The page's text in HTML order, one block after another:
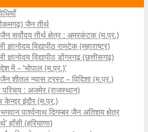
जैन तीर्थ
सर्वोदय तीर्थ क्षेत्र : अमरकंटक (म.प्र.)
ज्ञानोदय विद्यापीठ रामटेक (महाराष्ट्र)
ज्ञानोदय विद्यापीठ डोंगरगढ़ (छत्तीसगढ़)
देश में – ‘भोपाल (म.प्र.)’
शीतल न्यास ट्रस्ट – विदिशा (म.प्र.)
परिचय : अजमेर (राजस्थान)
केन्द्र इंदौर (म.प्र.)
पार्श्वनाथ दिगम्बर जैन अतिशय क्षे‍त्र
हाँसी (हरियाणा)